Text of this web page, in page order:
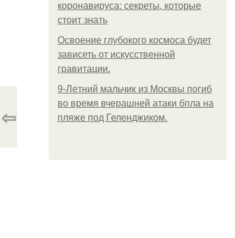
коронавируса: секреты, которые
стоит знать
Освоение глубокого космоса будет
зависеть от искусственной
гравитации.
9-Лeтний мaльчик из Москвы погиб
во время вчерашней атаки бпла на
пляже под Геленджиком.
⇦